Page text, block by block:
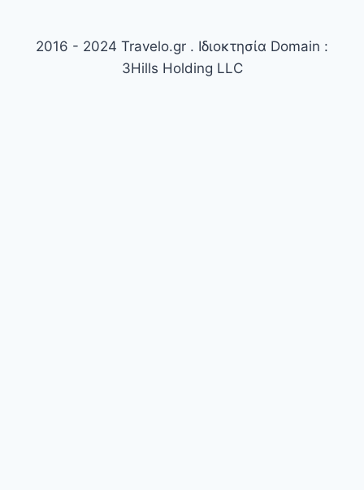
2016 - 2024 Travelo.gr . Ιδιοκτησία Domain :
3Hills Holding LLC